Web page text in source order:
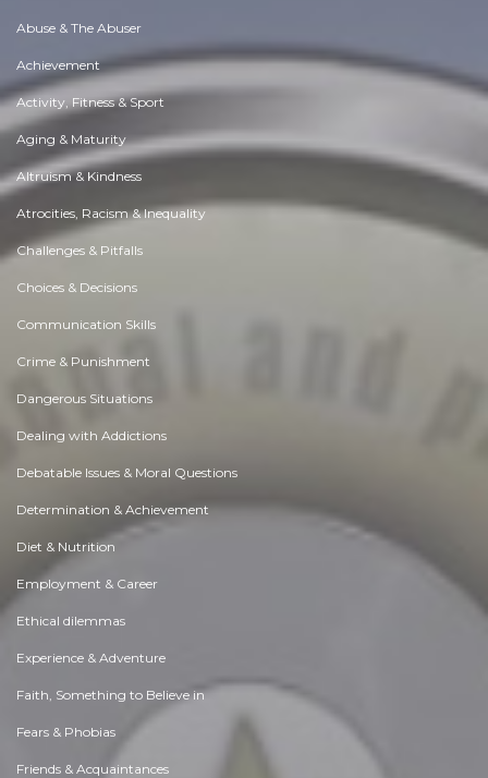
Abuse & The Abuser
Achievement
Activity, Fitness & Sport
Aging & Maturity
Altruism & Kindness
Atrocities, Racism & Inequality
Challenges & Pitfalls
Choices & Decisions
Communication Skills
Crime & Punishment
Dangerous Situations
Dealing with Addictions
Debatable Issues & Moral Questions
Determination & Achievement
Diet & Nutrition
Employment & Career
Ethical dilemmas
Experience & Adventure
Faith, Something to Believe in
Fears & Phobias
Friends & Acquaintances